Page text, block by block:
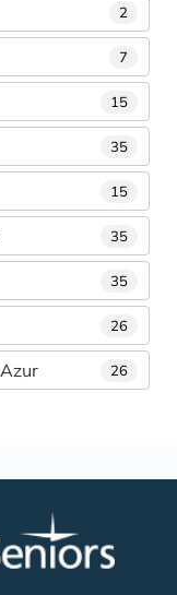
2
7
15
35
15
35
35
26
26